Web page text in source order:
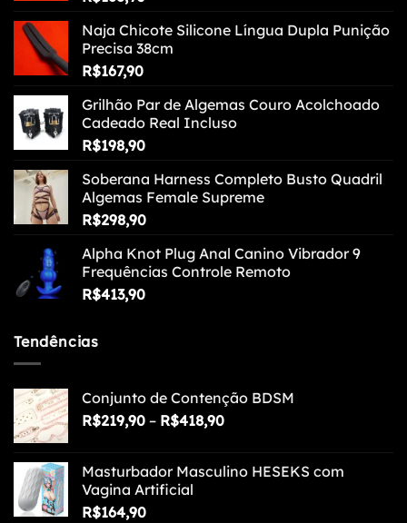
Naja Chicote Silicone Língua Dupla Punição
Precisa 38cm
R$167,90
Grilhão Par de Algemas Couro Acolchoado
Cadeado Real Incluso
R$198,90
Soberana Harness Completo Busto Quadril
Algemas Female Supreme
R$298,90
Alpha Knot Plug Anal Canino Vibrador 9
Frequências Controle Remoto
R$413,90
Tendências
Conjunto de Contenção BDSM
R$219,90 – R$418,90Faixa
R$219,90
Masturbador Masculino HESEKS com
Vagina Artificial
R$164,90